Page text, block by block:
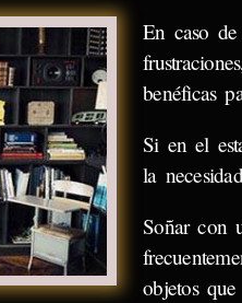
En caso
benéficas
Si en el
la
Soñar con
objetos